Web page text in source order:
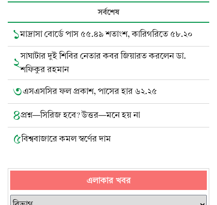
সর্বশেষ
১মাদ্রাসা বোর্ডে পাস ৫৫.৪৯ শতাংশ, কারিগরিতে ৫৮.২০
২সাঘাটার দুই শিবির নেতার কবর জিয়ারত করলেন ডা.
শফিকুর রহমান
৩এসএসসির ফল প্রকাশ, পাসের হার ৬২.২৫
৪প্রশ্নÑসিরিজ হবে? উত্তরÑমনে হয় না
৫বিশ্ববাজারে কমল স্বর্ণের দাম
এলাকার খবর